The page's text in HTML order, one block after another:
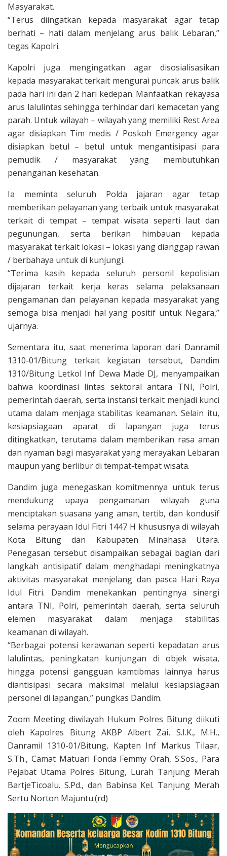
Masyarakat.
“Terus diingatkan kepada masyarakat agar tetap
berhati – hati dalam menjelang arus balik Lebaran,”
tegas Kapolri.
Kapolri juga mengingatkan agar disosialisasikan
kepada masyarakat terkait mengurai puncak arus balik
pada hari ini dan 2 hari kedepan. Manfaatkan rekayasa
arus lalulintas sehingga terhindar dari kemacetan yang
parah. Untuk wilayah – wilayah yang memiliki Rest Area
agar disiapkan Tim medis / Poskoh Emergency agar
disiapkan betul – betul untuk mengantisipasi para
pemudik / masyarakat yang membutuhkan
penanganan kesehatan.
Ia meminta seluruh Polda jajaran agar tetap
memberikan pelayanan yang terbaik untuk masyarakat
terkait di tempat – tempat wisata seperti laut dan
pegunungan, serta berikan himbauan kepada
masyarakat terkait lokasi – lokasi yang dianggap rawan
/ berbahaya untuk di kunjungi.
“Terima kasih kepada seluruh personil kepolisian
dijajaran terkait kerja keras selama pelaksanaan
pengamanan dan pelayanan kepada masyarakat yang
semoga bisa menjadi hal yang positif untuk Negara,”
ujarnya.
Sementara itu, saat menerima laporan dari Danramil
1310-01/Bitung terkait kegiatan tersebut, Dandim
1310/Bitung Letkol Inf Dewa Made DJ, menyampaikan
bahwa koordinasi lintas sektoral antara TNI, Polri,
pemerintah daerah, serta instansi terkait menjadi kunci
utama dalam menjaga stabilitas keamanan. Selain itu,
kesiapsiagaan aparat di lapangan juga terus
ditingkatkan, terutama dalam memberikan rasa aman
dan nyaman bagi masyarakat yang merayakan Lebaran
maupun yang berlibur di tempat-tempat wisata.
Dandim juga menegaskan komitmennya untuk terus
mendukung upaya pengamanan wilayah guna
menciptakan suasana yang aman, tertib, dan kondusif
selama perayaan Idul Fitri 1447 H khususnya di wilayah
Kota Bitung dan Kabupaten Minahasa Utara.
Penegasan tersebut disampaikan sebagai bagian dari
langkah antisipatif dalam menghadapi meningkatnya
aktivitas masyarakat menjelang dan pasca Hari Raya
Idul Fitri. Dandim menekankan pentingnya sinergi
antara TNI, Polri, pemerintah daerah, serta seluruh
elemen masyarakat dalam menjaga stabilitas
keamanan di wilayah.
“Berbagai potensi kerawanan seperti kepadatan arus
lalulintas, peningkatan kunjungan di objek wisata,
hingga potensi gangguan kamtibmas lainnya harus
diantisipasi secara maksimal melalui kesiapsiagaan
personel di lapangan,” pungkas Dandim.
Zoom Meeting diwilayah Hukum Polres Bitung diikuti
oleh Kapolres Bitung AKBP Albert Zai, S.I.K., M.H.,
Danramil 1310-01/Bitung, Kapten Inf Markus Tilaar,
S.Th., Camat Matuari Fonda Femmy Orah, S.Sos., Para
Pejabat Utama Polres Bitung, Lurah Tanjung Merah
BartjeTicoalu. S.Pd., dan Babinsa Kel. Tanjung Merah
Sertu Norton Majuntu.(rd)